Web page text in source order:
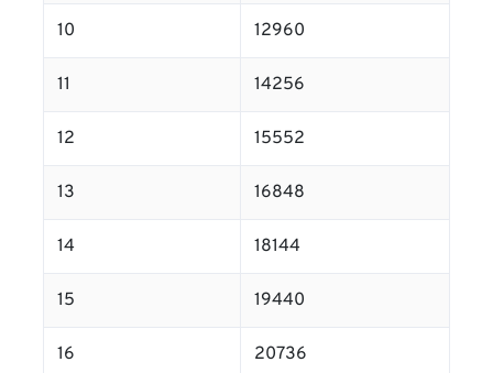
10 12960
11 14256
12 15552
13 16848
14 18144
15 19440
16 20736